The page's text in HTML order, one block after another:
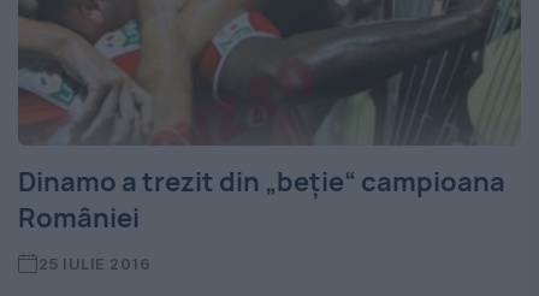
Dinamo a trezit din „beție“ campioana
României
25 IULIE 2016